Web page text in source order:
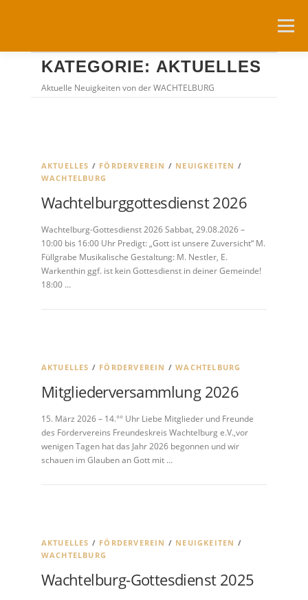
Menü
RESERVIERUNGSANFRAGEN
KATEGORIE: AKTUELLES
Aktuelle Neuigkeiten von der WACHTELBURG
AKTUELLES / FÖRDERVEREIN / NEUIGKEITEN /
WACHTELBURG
Wachtelburggottesdienst 2026
Wachtelburg-Gottesdienst 2026 Sabbat, 29.08.2026 –
10:00 bis 16:00 Uhr Predigt: „Gott ist unsere Zuversicht“ M.
Füllgrabe Musikalische Gestaltung: M. Nestler, E.
Warkenthin ggf. ist kein Gottesdienst in deiner Gemeinde!
18:00 …
AKTUELLES / FÖRDERVEREIN /WACHTELBURG
Mitgliederversammlung 2026
15. März 2026 – 14.°° Uhr Liebe Mitglieder und Freunde
des Fördervereins Freundeskreis Wachtelburg e.V.,vor
wenigen Tagen hat das Jahr 2026 begonnen und wir
schauen im Glauben an Gott mit …
AKTUELLES / FÖRDERVEREIN / NEUIGKEITEN /
WACHTELBURG
Wachtelburg-Gottesdienst 2025